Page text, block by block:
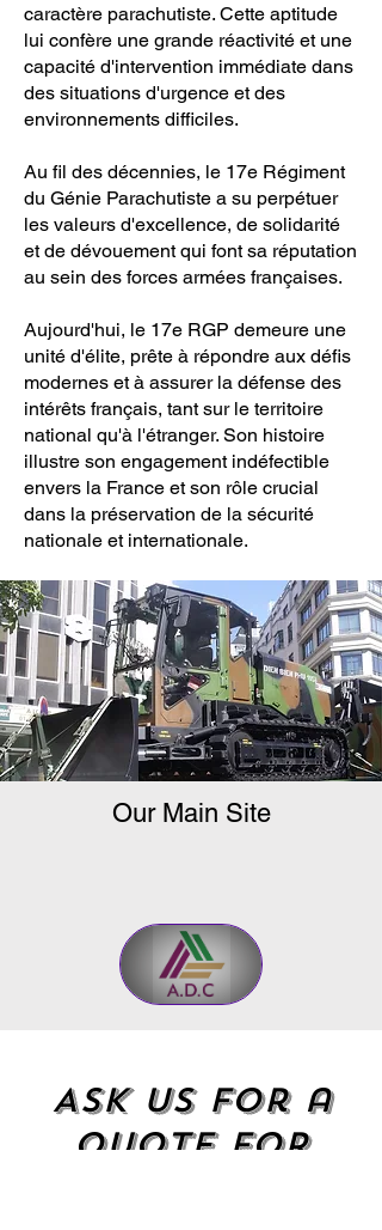
caractère parachutiste. Cette aptitude
lui confère une grande réactivité et une
capacité d'intervention immédiate dans
des situations d'urgence et des
environnements difficiles.
Au fil des décennies, le 17e Régiment
du Génie Parachutiste a su perpétuer
les valeurs d'excellence, de solidarité
et de dévouement qui font sa réputation
au sein des forces armées françaises.
Aujourd'hui, le 17e RGP demeure une
unité d'élite, prête à répondre aux défis
modernes et à assurer la défense des
intérêts français, tant sur le territoire
national qu'à l'étranger. Son histoire
illustre son engagement indéfectible
envers la France et son rôle crucial
dans la préservation de la sécurité
nationale et internationale.
Our Main Site
Ask us for a
quote for